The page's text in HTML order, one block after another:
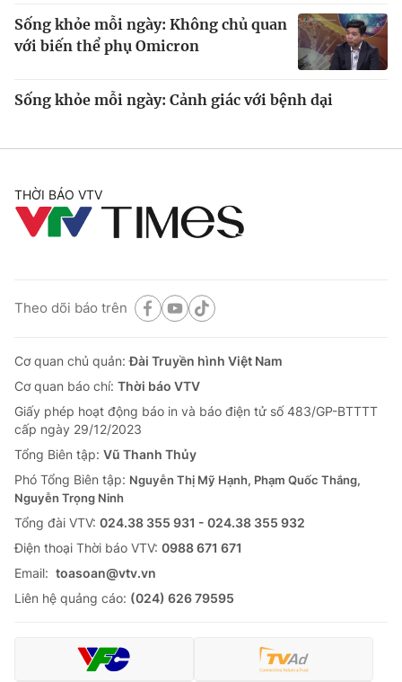
Sống khỏe mỗi ngày: Không chủ quan
với biến thể phụ Omicron
Sống khỏe mỗi ngày: Cảnh giác với bệnh dại
THỜI BÁO VTV
Theo dõi báo trên
Cơ quan chủ quản:Đài Truyền hình Việt Nam
Cơ quan báo chí: Thời báo VTV
Giấy phép hoạt động báo in và báo điện tử số 483/GP-BTTTT
cấp ngày 29/12/2023
Tổng Biên tập: Vũ Thanh Thủy
Phó Tổng Biên tập: Nguyễn Thị Mỹ Hạnh, Phạm Quốc Thắng,
Nguyễn Trọng Ninh
Tổng đài VTV: 024.38 355 931 - 024.38 355 932
Ðiện thoại Thời báo VTV: 0988 671 671
Email: toasoan@vtv.vn
Liên hệ quảng cáo: (024) 626 79595